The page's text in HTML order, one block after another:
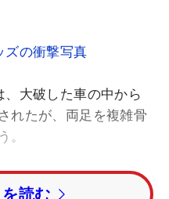
ズの衝撃写真
大破した車の中から
れたが、両足を複雑骨
。
いものの、ツアー復帰
読む